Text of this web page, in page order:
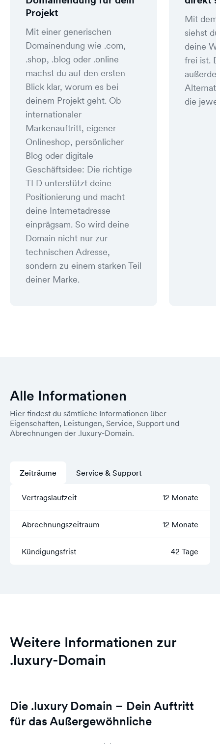
Projekt
Mit einer generischen
Domainendung wie .com,
.shop, .blog oder .online
machst du auf den ersten
Blick klar, worum es bei
deinem Projekt geht. Ob
internationaler
Markenauftritt, eigener
Onlineshop, persönlicher
Blog oder digitale
Geschäftsidee: Die richtige
TLD unterstützt deine
Positionierung und macht
deine Internetadresse
einprägsam. So wird deine
Domain nicht nur zur
technischen Adresse,
sondern zu einem starken Teil
deiner Marke.
Mit dem
siehst
deine
frei ist.
die
Alle Informationen
Hier findest du sämtliche Informationen über
Eigenschaften, Leistungen, Service, Support und
Abrechnungen der .luxury-Domain.
Zeiträume
Vertragslaufzeit 12 Monate
Abrechnungszeitraum 12 Monate
Kündigungsfrist 42 Tage
Service & Support
Weitere Informationen zur
.luxury-Domain
Die .luxury Domain – Dein Auftritt
für das Außergewöhnliche